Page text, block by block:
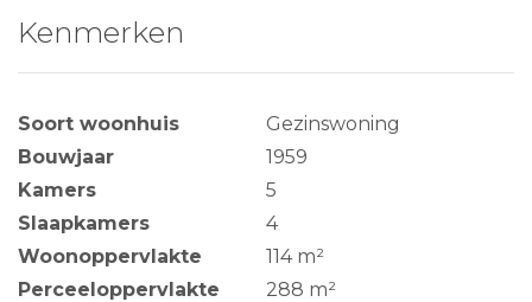
Kenmerken
Soort woonhuis
Gezinswoning
Bouwjaar
1959
Kamers
5
Slaapkamers
4
Woonoppervlakte
114 m²
Perceeloppervlakte
288 m²